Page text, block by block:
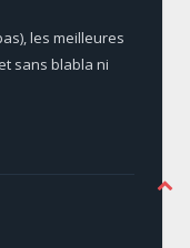
les meilleures
sans blabla ni